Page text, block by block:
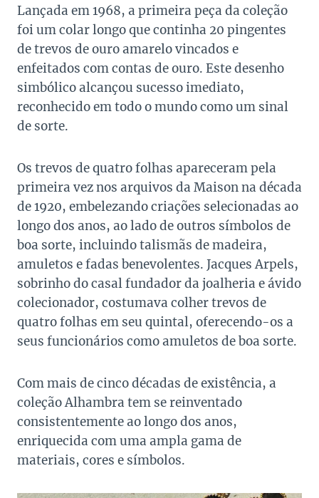
Lançada em 1968, a primeira peça da coleção
foi um colar longo que continha 20 pingentes
de trevos de ouro amarelo vincados e
enfeitados com contas de ouro. Este desenho
simbólico alcançou sucesso imediato,
reconhecido em todo o mundo como um sinal
de sorte.
Os trevos de quatro folhas apareceram pela
primeira vez nos arquivos da Maison na década
de 1920, embelezando criações selecionadas ao
longo dos anos, ao lado de outros símbolos de
boa sorte, incluindo talismãs de madeira,
amuletos e fadas benevolentes. Jacques Arpels,
sobrinho do casal fundador da joalheria e ávido
colecionador, costumava colher trevos de
quatro folhas em seu quintal, oferecendo-os a
seus funcionários como amuletos de boa sorte.
Com mais de cinco décadas de existência, a
coleção Alhambra tem se reinventado
consistentemente ao longo dos anos,
enriquecida com uma ampla gama de
materiais, cores e símbolos.